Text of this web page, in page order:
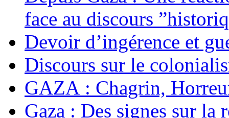
face au discours
Devoir d’ingérence et
Discours sur le
GAZA : Chagrin,
Gaza : Des signes sur la